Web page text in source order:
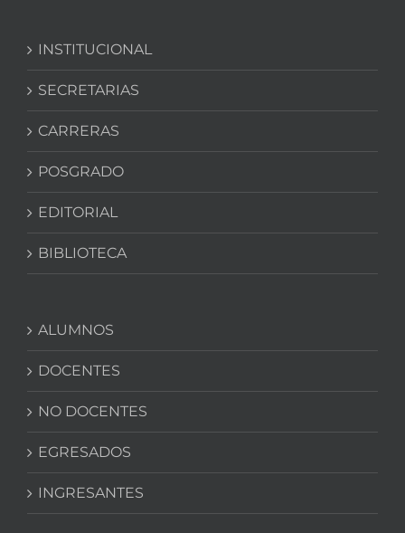
INSTITUCIONAL
SECRETARIAS
CARRERAS
POSGRADO
EDITORIAL
BIBLIOTECA
ALUMNOS
DOCENTES
NO DOCENTES
EGRESADOS
INGRESANTES